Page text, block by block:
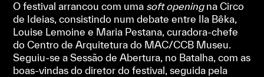
O festival arrancou com uma soft openingna Circo
de Ideias, consistindo num debate entre Ila Bêka,
Louise Lemoine e Maria Pestana, curadora-chefe
do Centro de Arquitetura do MAC/CCB Museu.
Seguiu-se a Sessão de Abertura, no Batalha, com as
boas-vindas do diretor do festival, seguida pela